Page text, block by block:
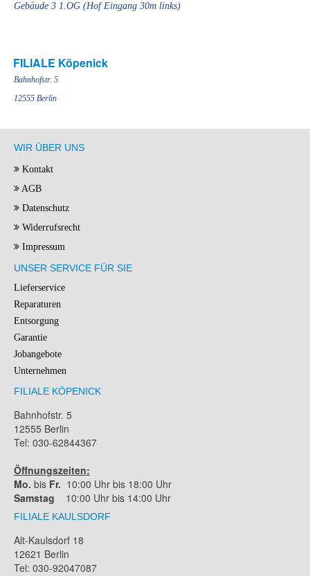
Gebäude 3 1.OG (Hof Eingang 30m links)
FILIALE Köpenick
Bahnhofstr. 5
12555 Berlin
WIR ÜBER UNS
Kontakt
AGB
Datenschutz
Widerrufsrecht
Impressum
UNSER SERVICE FÜR SIE
Lieferservice
Reparaturen
Entsorgung
Garantie
Jobangebote
Unternehmen
FILIALE KÖPENICK
Bahnhofstr. 5
12555 Berlin
Tel: 030-62844367
Öffnungszeiten:
Mo. bis Fr. 10:00 Uhr bis 18:00 Uhr
Samstag 10:00 Uhr bis 14:00 Uhr
FILIALE KAULSDORF
Alt-Kaulsdorf 18
12621 Berlin
Tel: 030-92047087